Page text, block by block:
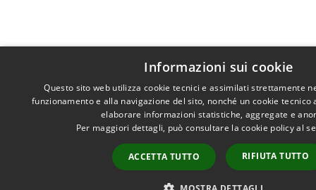
Informazioni sui cookie
Questo sito web utilizza cookie tecnici e assimilati strettamente
funzionamento e alla navigazione del sito, nonché un cookie
elaborare informazioni statistiche, aggregate e
Per maggiori dettagli, può consultare la cookie policy al
ACCETTA TUTTO RIFIUTA TUTTO